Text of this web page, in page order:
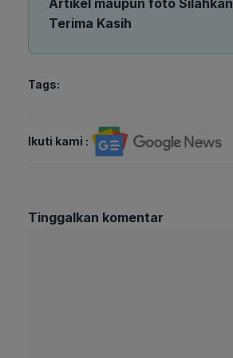
Artikel maupun foto Silahkan
Terima Kasih
Tags:
Ikuti kami :
Tinggalkan komentar